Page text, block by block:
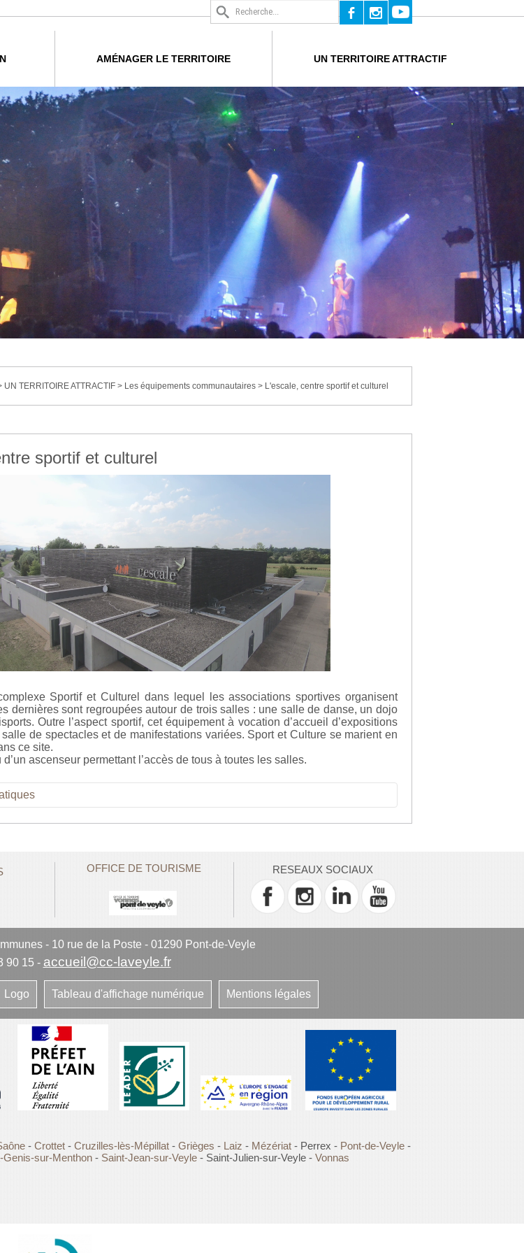
b x
AMÉNAGER LE TERRITOIRE UN TERRITOIRE ATTRACTIF
UN TERRITOIRE ATTRACTIF > Les équipements communautaires > L'escale, centre sportif et culturel
sportif et culturel
Sportif et Culturel dans lequel les associations sportives organisent
dernières sont regroupées autour de trois salles : une salle de danse, un dojo
Outre l’aspect sportif, cet équipement à vocation d’accueil d’expositions
de spectacles et de manifestations variées. Sport et Culture se marient en
ce site.
d’un ascenseur permettant l’accès de tous à toutes les salles.
OFFICE DE TOURISME RESEAUX SOCIAUX
- 10 rue de la Poste - 01290 Pont-de-Veyle
90 15 - accueil@cc-laveyle.fr
Logo Tableau d'affichage numérique Mentions légales
- Crottet - Cruzilles-lès-Mépillat- Grièges - Laiz - Mézériat- Perrex - Pont-de-Veyle-
Genis-sur-Menthon - Saint-Jean-sur-Veyle - Saint-Julien-sur-Veyle - Vonnas